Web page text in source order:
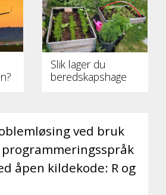
Slik lager du
beredskapshage
ved bruk
programmeringsspråk
åpen kildekode: R og